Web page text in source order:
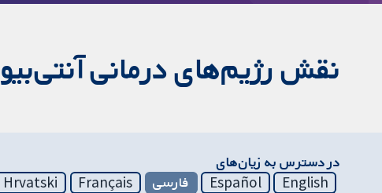
نقش رژیم‌های درمانی
در دسترس به زیان‌های
English
Español فارسی Français
Hrvatski